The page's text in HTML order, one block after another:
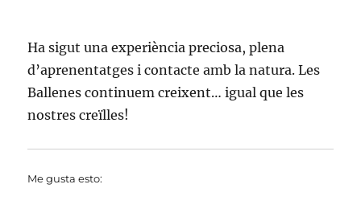
Ha sigut una experiència preciosa, plena
d’aprenentatges i contacte amb la natura. Les
Ballenes continuem creixent… igual que les
nostres creïlles!
Me gusta esto: